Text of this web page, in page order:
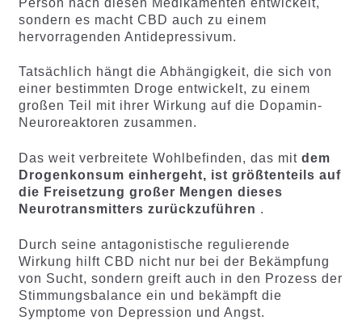
sondern es macht CBD auch zu einem
hervorragenden Antidepressivum.
Tatsächlich hängt die Abhängigkeit, die sich von
einer bestimmten Droge entwickelt, zu einem
großen Teil mit ihrer Wirkung auf die Dopamin-
Neuroreaktoren zusammen.
Das weit verbreitete Wohlbefinden, das mit dem
Drogenkonsum einhergeht, ist größtenteils auf
die Freisetzung großer Mengen dieses
Neurotransmitters zurückzuführen .
Durch seine antagonistische regulierende
Wirkung hilft CBD nicht nur bei der Bekämpfung
von Sucht, sondern greift auch in den Prozess der
Stimmungsbalance ein und bekämpft die
Symptome von Depression und Angst.